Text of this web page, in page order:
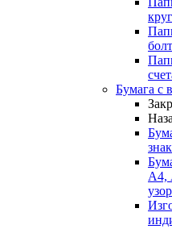
Бумага с
А4,